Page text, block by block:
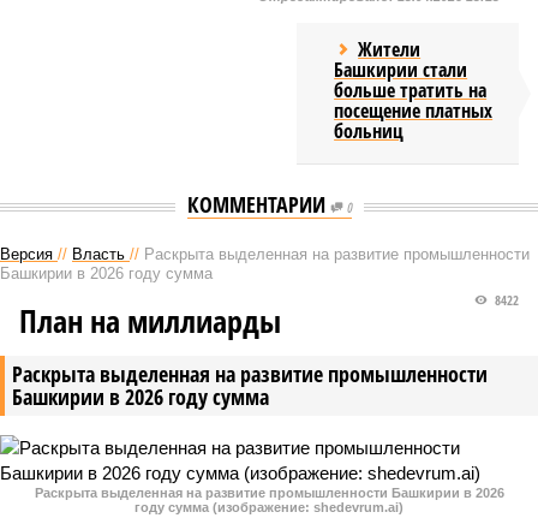
Жители
Башкирии стали
больше тратить на
посещение платных
больниц
КОММЕНТАРИИ 0
Версия // Власть // Раскрыта выделенная на развитие промышленности
Башкирии в 2026 году сумма
Раскрыта выделенная на развитие промышленности
Башкирии в 2026 году сумма
8422
План на миллиарды
Раскрыта выделенная на развитие промышленности Башкирии в 2026
году сумма (изображение: shedevrum.ai)